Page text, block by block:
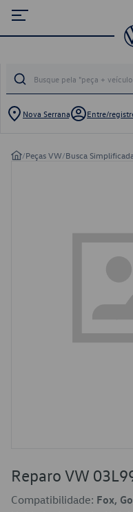
Nova Serrana Entre/
/Peças VW/Busca
Reparo VW
Compatibilidade: Fox,